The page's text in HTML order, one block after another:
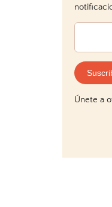
Dirección
correo
Únete a